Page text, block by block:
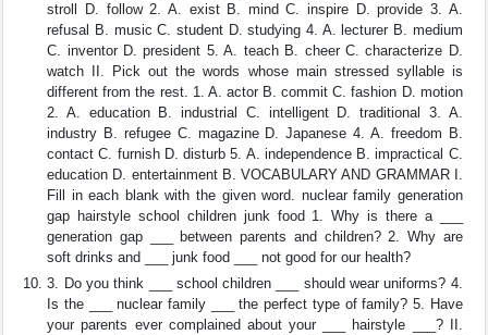
stroll D. follow 2. A. exist B. mind C. inspire D. provide 3. A.
refusal B. music C. student D. studying 4. A. lecturer B. medium
C. inventor D. president 5. A. teach B. cheer C. characterize D.
watch II. Pick out the words whose main stressed syllable is
different from the rest. 1. A. actor B. commit C. fashion D. motion
2. A. education B. industrial C. intelligent D. traditional 3. A.
industry B. refugee C. magazine D. Japanese 4. A. freedom B.
contact C. furnish D. disturb 5. A. independence B. impractical C.
education D. entertainment B. VOCABULARY AND GRAMMAR I.
Fill in each blank with the given word. nuclear family generation
gap hairstyle school children junk food 1. Why is there a ___
generation gap ___ between parents and children? 2. Why are
soft drinks and ___ junk food ___ not good for our health?
3. Do you think ___ school children ___ should wear uniforms? 4.
Is the ___ nuclear family ___ the perfect type of family? 5. Have
your parents ever complained about your ___ hairstyle ___? II.